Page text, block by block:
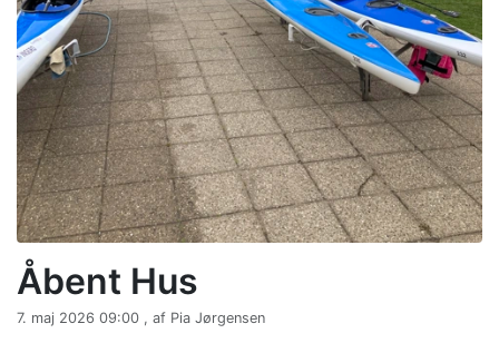
Åbent Hus
7. maj 2026 09:00 , af Pia Jørgensen